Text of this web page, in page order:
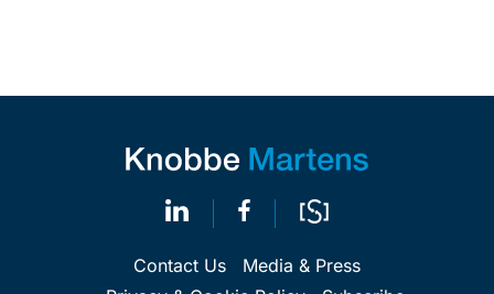
Contact Us
Media & Press